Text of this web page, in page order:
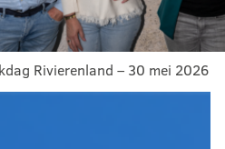
Rivierenland – 30 mei 2026